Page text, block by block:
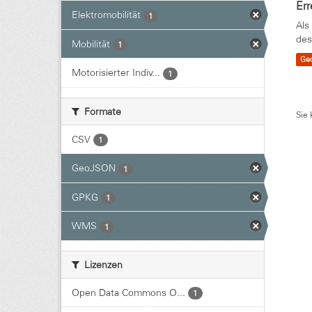
Elektromobilität 1
Mobilität 1
Motorisierter Indiv... 1
Formate
CSV 1
GeoJSON 1
GPKG 1
WMS 1
Lizenzen
Open Data Commons O... 1
Sie